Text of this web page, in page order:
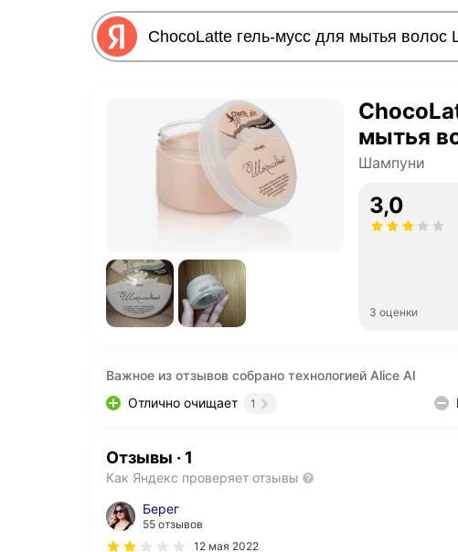
мытья
Шампуни
3,0
3 оценки
Важное из отзывов собрано технологией Alice AI
Отлично очищает
1
Отзывы · 1
Как Яндекс проверяет отзывы
Берег
55 отзывов
12 мая 2022